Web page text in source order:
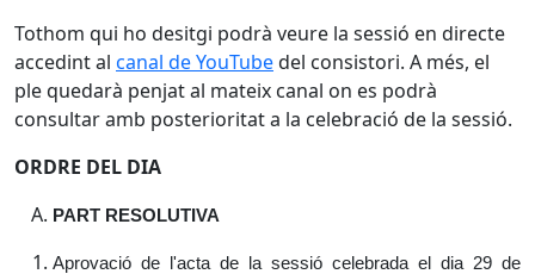
Tothom qui ho desitgi podrà veure la sessió en directe
accedint al canal de YouTubedel consistori. A més, el
ple quedarà penjat al mateix canal on es podrà
consultar amb posterioritat a la celebració de la sessió.
ORDRE DEL DIA
PART RESOLUTIVA
Aprovació de l'acta de la sessió celebrada el dia 29 de